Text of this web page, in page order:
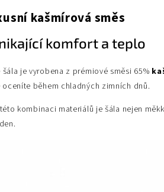
kašmírová směs
komfort a teplo
šála je vyrobena z prémiové směsi 65%
oceníte během chladných zimních dnů.
kombinaci materiálů je šála nejen